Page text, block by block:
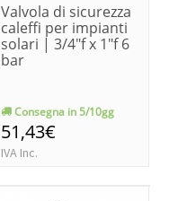
Valvola di sicurezza
caleffi per impianti
solari | 3/4"f x 1"f 6
bar
Consegna in 5/10gg
51,43€
IVA Inc.